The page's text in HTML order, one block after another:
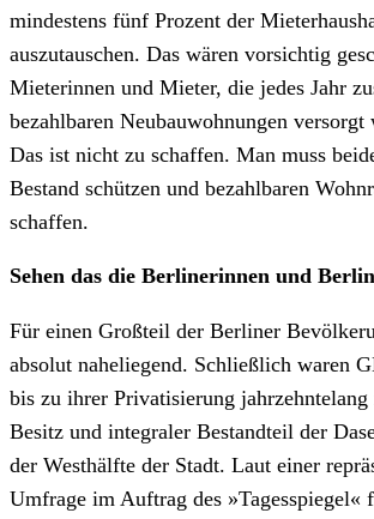
mindestens fünf Prozent der
auszutauschen. Das wären vorsichtig
Mieterinnen und Mieter, die jedes Jahr
bezahlbaren Neubauwohnungen versorgt
Das ist nicht zu schaffen. Man muss
Bestand schützen und bezahlbaren
schaffen.
Sehen das die Berlinerinnen und
Für einen Großteil der Berliner
absolut naheliegend. Schließlich waren
bis zu ihrer Privatisierung jahrzehntelang
Besitz und integraler Bestandteil der
der Westhälfte der Stadt. Laut einer
Umfrage im Auftrag des »Tagesspiegel«